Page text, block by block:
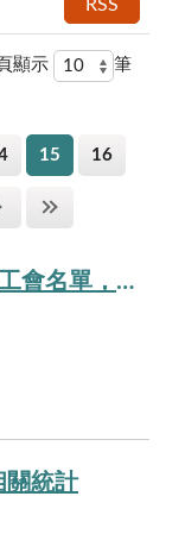
RSS
顯示 筆
15 16
勞保局公布欠繳保險費之職業工會名單，提醒勞工注意自身權益
關統計